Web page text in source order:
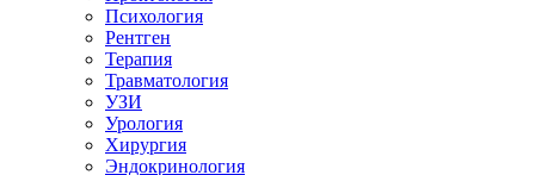
Психология
Рентген
Терапия
Травматология
УЗИ
Урология
Хирургия
Эндокринология